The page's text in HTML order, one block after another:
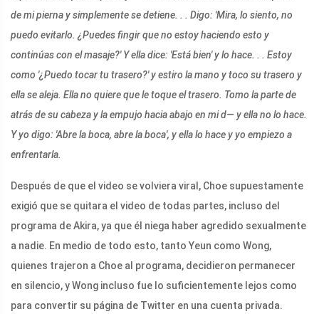
de mi pierna y simplemente se detiene. . . Digo: 'Mira, lo siento, no
puedo evitarlo. ¿Puedes fingir que no estoy haciendo esto y
continúas con el masaje?' Y ella dice: 'Está bien' y lo hace. . . Estoy
como '¿Puedo tocar tu trasero?' y estiro la mano y toco su trasero y
ella se aleja. Ella no quiere que le toque el trasero. Tomo la parte de
atrás de su cabeza y la empujo hacia abajo en mi d— y ella no lo hace.
Y yo digo: 'Abre la boca, abre la boca', y ella lo hace y yo empiezo a
enfrentarla.
Después de que el video se volviera viral, Choe supuestamente
exigió que se quitara el video de todas partes, incluso del
programa de Akira, ya que él niega haber agredido sexualmente
a nadie. En medio de todo esto, tanto Yeun como Wong,
quienes trajeron a Choe al programa, decidieron permanecer
en silencio, y Wong incluso fue lo suficientemente lejos como
para convertir su página de Twitter en una cuenta privada.